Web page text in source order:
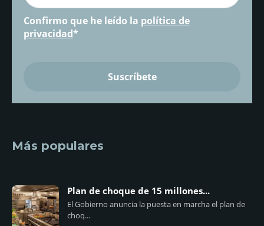
Confirmo que he leído la política de
privacidad*
Más populares
Plan de choque de 15 millones...
El Gobierno anuncia la puesta en marcha el plan de
choq...